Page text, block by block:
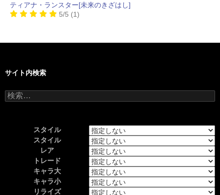
ティアナ・ランスター[未来のきざはし]
5/5 (1)
サイト内検索
検
索:
スタイル
スタイル
レア
トレード
キャラ大
キャラ小
リライズ